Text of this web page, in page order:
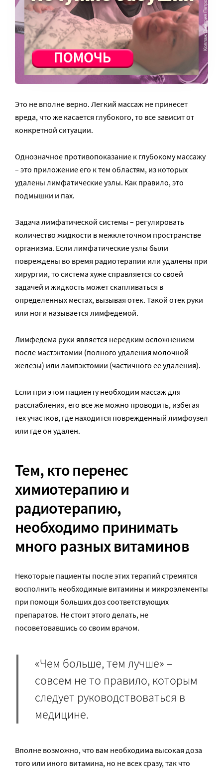
Это не вполне верно. Легкий массаж не принесет
вреда, что же касается глубокого, то все зависит от
конкретной ситуации.
Однозначное противопоказание к глубокому массажу
– это приложение его к тем областям, из которых
удалены лимфатические узлы. Как правило, это
подмышки и пах.
Задача лимфатической системы – регулировать
количество жидкости в межклеточном пространстве
организма. Если лимфатические узлы были
повреждены во время радиотерапии или удалены при
хирургии, то система хуже справляется со своей
задачей и жидкость может скапливаться в
определенных местах, вызывая отек. Такой отек руки
или ноги называется лимфедемой.
Лимфедема руки является нередким осложнением
после мастэктомии (полного удаления молочной
железы) или лампэктомии (частичного ее удаления).
Если при этом пациенту необходим массаж для
расслабления, его все же можно проводить, избегая
тех участков, где находится поврежденный лимфоузел
или где он удален.
Тем, кто перенес
химиотерапию и
радиотерапию,
необходимо принимать
много разных витаминов
Некоторые пациенты после этих терапий стремятся
восполнить необходимые витамины и микроэлементы
при помощи больших доз соответствующих
препаратов. Не стоит этого делать, не
посоветовавшись со своим врачом.
«Чем больше, тем лучше» –
совсем не то правило, которым
следует руководствоваться в
медицине.
Вполне возможно, что вам необходима высокая доза
того или иного витамина, но не всех сразу, так что